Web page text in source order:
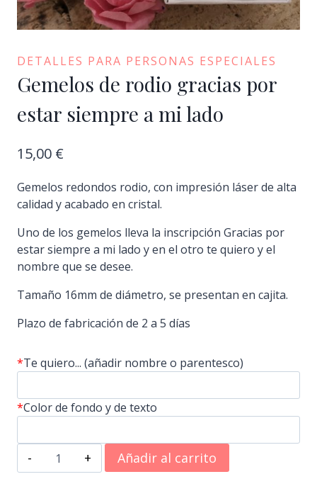
DETALLES PARA PERSONAS ESPECIALES
Gemelos de rodio gracias por
estar siempre a mi lado
15,00 €
Gemelos redondos rodio, con impresión láser de alta
calidad y acabado en cristal.
Uno de los gemelos lleva la inscripción Gracias por
estar siempre a mi lado y en el otro te quiero y el
nombre que se desee.
Tamaño 16mm de diámetro, se presentan en cajita.
Plazo de fabricación de 2 a 5 días
*Te quiero... (añadir nombre o parentesco)
*Color de fondo y de texto
Gemelos
de
Añadir al carrito